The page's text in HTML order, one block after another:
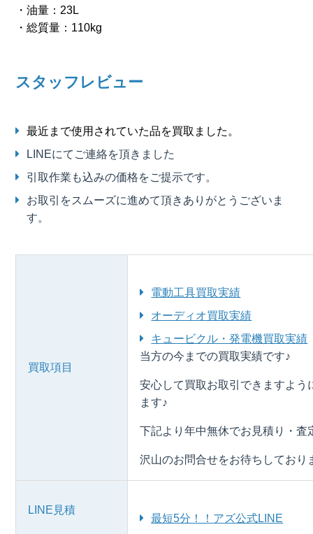
・油量：23L
・総質量：110kg
スタッフレビュー
最近まで使用されていた品を買取ました。
LINEにてご連絡を頂きました
引取作業も込みの価格をご提示です。
お取引をスムーズに進めて頂きありがとうございま
す。
買取項目
電動工具買取実績
オーディオ買取実績
キュービクル・発電機買取実績
当方の今までの買取実績です♪
安心して買取お取引できますよう
ます♪
下記より年中無休でお見積り・査
沢山のお問合せをお待ちしており
LINE見積
最短5分！！アズ公式LINE